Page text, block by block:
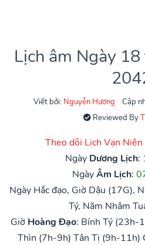
Lịch âm Ngày
Viết bởi: Nguyễn Hương
Cập
Reviewed By
Theo dõi Lịch Vạn
Ngày Dương Lịch:
NgàyÂm Lịch:
Ngày Hắc đạo, Giờ Dậu (17G),
Tý, Năm Nhâm
Giờ Hoàng Đạo: Bính Tý (23h-
Thìn (7h-9h) Tân Tị (9h-11h)